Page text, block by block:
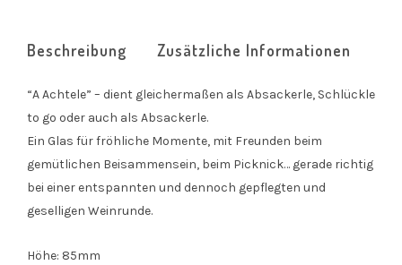
Beschreibung Zusätzliche Informationen
“A Achtele” – dient gleichermaßen als Absackerle, Schlückle
to go oder auch als Absackerle.
Ein Glas für fröhliche Momente, mit Freunden beim
gemütlichen Beisammensein, beim Picknick… gerade richtig
bei einer entspannten und dennoch gepflegten und
geselligen Weinrunde.
Höhe: 85mm